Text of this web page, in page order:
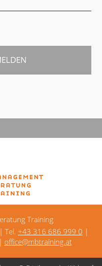
Training
Tel. +43 316 686 999 0 |
office@mbtraining.at